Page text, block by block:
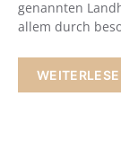
genannten
allem durch